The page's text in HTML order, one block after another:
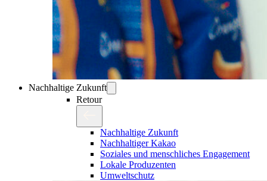
Nachhaltige Zukunft
Retour
Nachhaltige Zukunft
Nachhaltiger Kakao
Soziales und menschliches Engagement
Lokale Produzenten
Umweltschutz